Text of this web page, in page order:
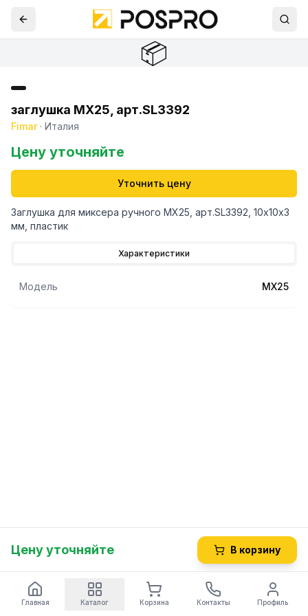
📦
заглушка MX25, арт.SL3392
Fimar· Италия
Цену уточняйте
Уточнить цену
Заглушка для миксера ручного MX25, арт.SL3392, 10х10х3
мм, пластик
Характеристики
Модель MX25
Цену уточняйте В корзину
Главная Каталог Корзина Контакты Профиль